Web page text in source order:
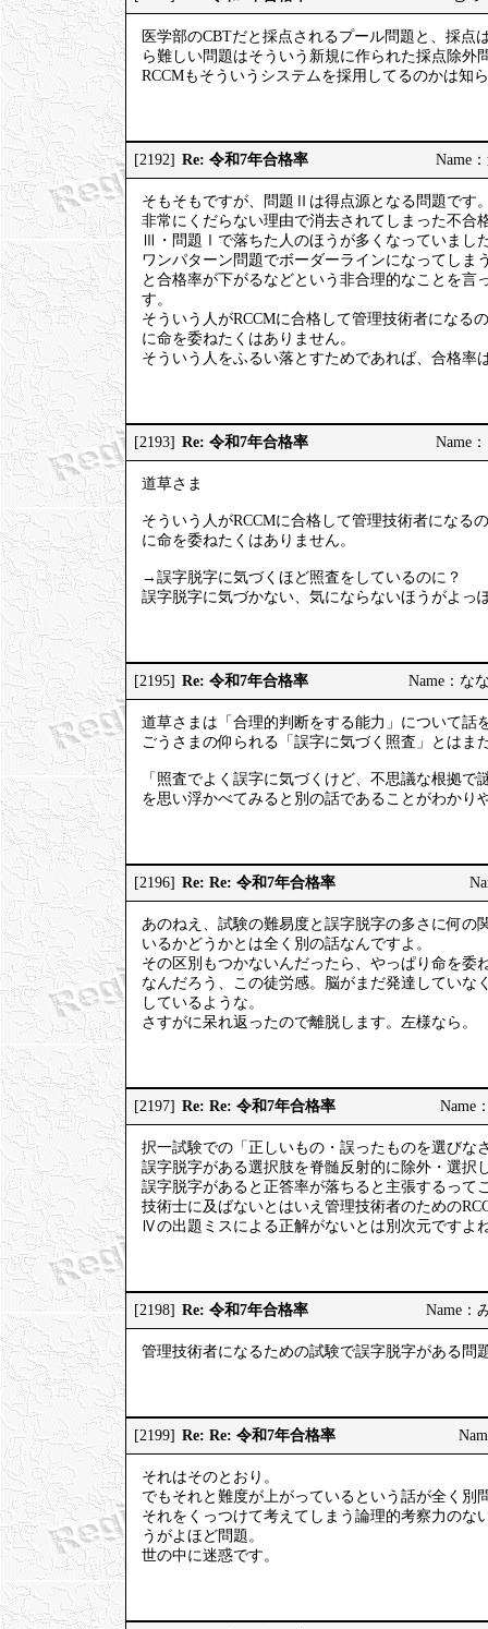
医学部のCBTだと採点されるプール問題と、採
ら難しい問題はそういう新規に作られた採点除外
RCCMもそういうシステムを採用してるのかは知
[2192] Re: 令和7年合格率 Name
そもそもですが、問題Ⅱは得点源となる問題です
非常にくだらない理由で消去されてしまった不
Ⅲ・問題Ⅰで落ちた人のほうが多くなっていまし
ワンパターン問題でボーダーラインになってし
と合格率が下がるなどという非合理的なことを
す。
そういう人がRCCMに合格して管理技術者になる
に命を委ねたくはありません。
そういう人をふるい落とすためであれば、合格率
[2193] Re: 令和7年合格率 Name
道草さま
そういう人がRCCMに合格して管理技術者になる
に命を委ねたくはありません。
→誤字脱字に気づくほど照査をしているのに？
誤字脱字に気づかない、気にならないほうがよっ
[2195] Re: 令和7年合格率 Name：な
道草さまは「合理的判断をする能力」について話
ごうさまの仰られる「誤字に気づく照査」とはま
「照査でよく誤字に気づくけど、不思議な根拠で
を思い浮かべてみると別の話であることがわかり
[2196] Re: Re: 令和7年合格率
あのねえ、試験の難易度と誤字脱字の多さに何の
いるかどうかとは全く別の話なんですよ。
その区別もつかないんだったら、やっぱり命を委
なんだろう、この徒労感。脳がまだ発達してい
しているような。
さすがに呆れ返ったので離脱します。左様なら。
[2197] Re: Re: 令和7年合格率 Name
択一試験での「正しいもの・誤ったものを選びな
誤字脱字がある選択肢を脊髄反射的に除外・選択
誤字脱字があると正答率が落ちると主張するって
技術士に及ばないとはいえ管理技術者のための
Ⅳの出題ミスによる正解がないとは別次元ですよ
[2198] Re: 令和7年合格率 Name：
管理技術者になるための試験で誤字脱字がある問
[2199] Re: Re: 令和7年合格率
それはそのとおり。
でもそれと難度が上がっているという話が全く別
それをくっつけて考えてしまう論理的考察力の
うがよほど問題。
世の中に迷惑です。